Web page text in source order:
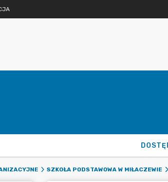
SZKOŁA PODSTAWOWA W MIŁACZEWIE